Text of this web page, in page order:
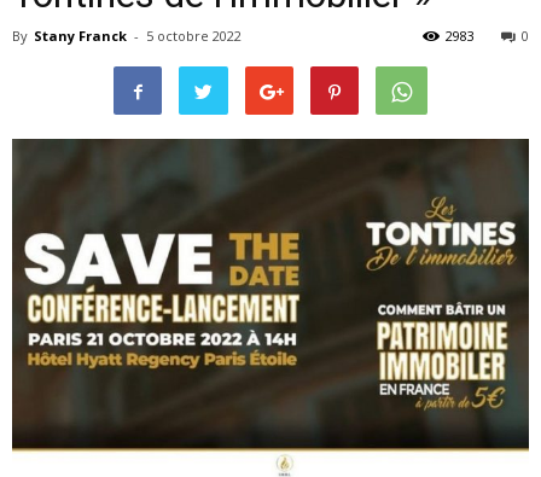
By Stany Franck - 5 octobre 2022 0
2983